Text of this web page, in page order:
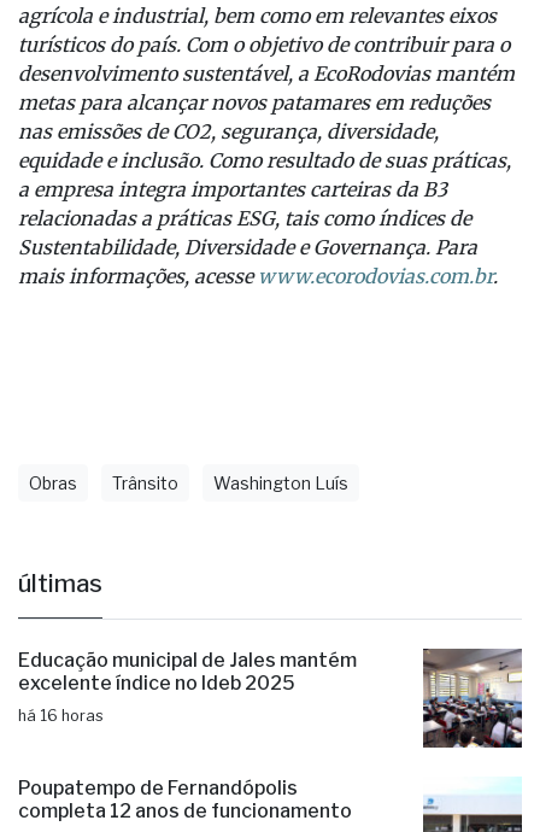
agrícola e industrial, bem como em relevantes eixos
turísticos do país. Com o objetivo de contribuir para o
desenvolvimento sustentável, a EcoRodovias mantém
metas para alcançar novos patamares em reduções
nas emissões de CO2, segurança, diversidade,
equidade e inclusão. Como resultado de suas práticas,
a empresa integra importantes carteiras da B3
relacionadas a práticas ESG, tais como índices de
Sustentabilidade, Diversidade e Governança. Para
mais informações, acesse www.ecorodovias.com.br.
Obras Trânsito Washington Luís
últimas
Educação municipal de Jales mantém
excelente índice no Ideb 2025
há 16 horas
Poupatempo de Fernandópolis
completa 12 anos de funcionamento